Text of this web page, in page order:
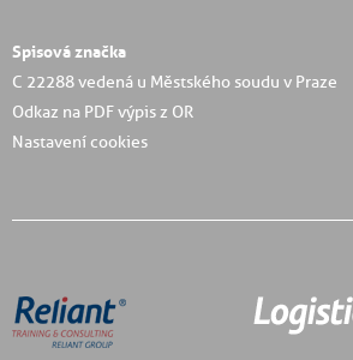
Spisová značka
C 22288 vedená u Městského soudu v Praze
Odkaz na PDF výpis z OR
Nastavení cookies